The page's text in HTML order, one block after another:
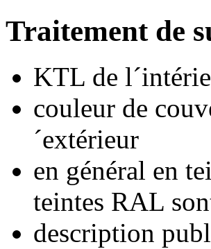
Traitement de
KTL de
couleur de
´extérieur
en général en
teintes RAL
description